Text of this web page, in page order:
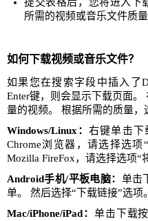
所需的视频或音乐文件质
如何下载视频或音乐文件？
如果您在搜索字段中插入了
Enter键，则会显示下载页面
量的视频。 根据所需的质量，
Windows/Linux：右键单击下
Chrome浏览器，请选择选
Mozilla FireFox，请选择选项“
Android手机/平板电脑： 单击
单。 然后选择“下载链接”选项。
Mac/iPhone/iPad： 单击下载